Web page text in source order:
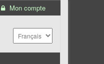
Mon compte